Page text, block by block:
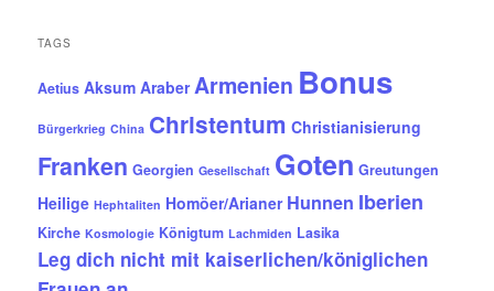
TAGS
Aetius Aksum Araber Armenien Bonus
Bürgerkrieg China Christentum Christianisierung
Franken Georgien Gesellschaft Goten Greutungen
Heilige Hephtaliten Homöer/Arianer Hunnen Iberien
Kirche Kosmologie Königtum Lachmiden Lasika
Leg dich nicht mit kaiserlichen/königlichen